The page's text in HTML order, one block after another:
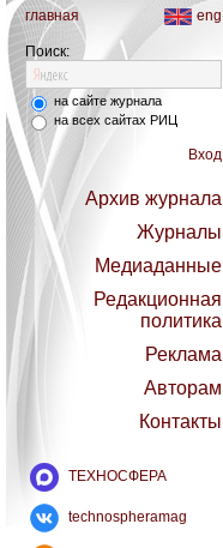
главная eng
Поиск:
на сайте журнала
на всех сайтах РИЦ
Вход
Архив журнала
Журналы
Медиаданные
Редакционная
политика
Реклама
Авторам
Контакты
ТЕХНОСФЕРА
technospheramag